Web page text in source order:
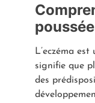
L’eczéma
signifie que
des